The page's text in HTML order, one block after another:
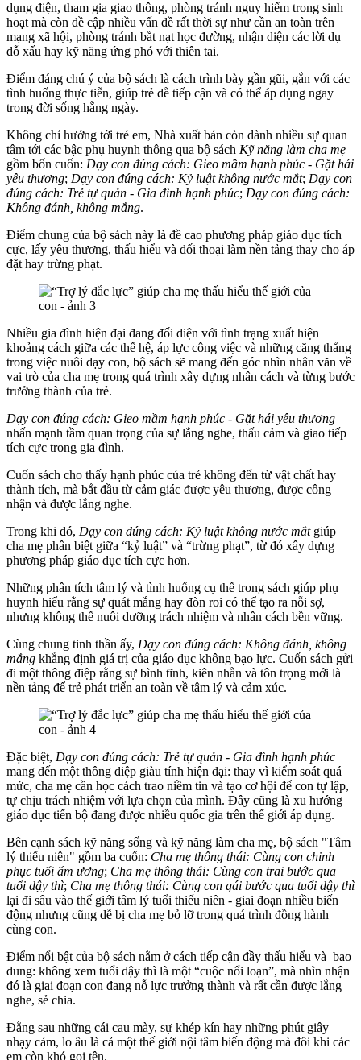
dụng điện, tham gia giao thông, phòng tránh nguy hiểm trong sinh
hoạt mà còn đề cập nhiều vấn đề rất thời sự như cần an toàn trên
mạng xã hội, phòng tránh bắt nạt học đường, nhận diện các lời dụ
dỗ xấu hay kỹ năng ứng phó với thiên tai.
Điểm đáng chú ý của bộ sách là cách trình bày gần gũi, gắn với các
tình huống thực tiễn, giúp trẻ dễ tiếp cận và có thể áp dụng ngay
trong đời sống hằng ngày.
Không chỉ hướng tới trẻ em, Nhà xuất bản còn dành nhiều sự quan
tâm tới các bậc phụ huynh thông qua bộ sách Kỹ năng làm cha mẹ
gồm bốn cuốn: Dạy con đúng cách: Gieo mầm hạnh phúc - Gặt hái
yêu thương; Dạy con đúng cách: Kỷ luật không nước mắt; Dạy con
đúng cách: Trẻ tự quản - Gia đình hạnh phúc; Dạy con đúng cách:
Không đánh, không mắng.
Điểm chung của bộ sách này là đề cao phương pháp giáo dục tích
cực, lấy yêu thương, thấu hiểu và đối thoại làm nền tảng thay cho áp
đặt hay trừng phạt.
Nhiều gia đình hiện đại đang đối diện với tình trạng xuất hiện
khoảng cách giữa các thế hệ, áp lực công việc và những căng thẳng
trong việc nuôi dạy con, bộ sách sẽ mang đến góc nhìn nhân văn về
vai trò của cha mẹ trong quá trình xây dựng nhân cách và từng bước
trưởng thành của trẻ.
Dạy con đúng cách: Gieo mầm hạnh phúc - Gặt hái yêu thương
nhấn mạnh tầm quan trọng của sự lắng nghe, thấu cảm và giao tiếp
tích cực trong gia đình.
Cuốn sách cho thấy hạnh phúc của trẻ không đến từ vật chất hay
thành tích, mà bắt đầu từ cảm giác được yêu thương, được công
nhận và được lắng nghe.
Trong khi đó, Dạy con đúng cách: Kỷ luật không nước mắtgiúp
cha mẹ phân biệt giữa “kỷ luật” và “trừng phạt”, từ đó xây dựng
phương pháp giáo dục tích cực hơn.
Những phân tích tâm lý và tình huống cụ thể trong sách giúp phụ
huynh hiểu rằng sự quát mắng hay đòn roi có thể tạo ra nỗi sợ,
nhưng không thể nuôi dưỡng trách nhiệm và nhân cách bền vững.
Cùng chung tinh thần ấy, Dạy con đúng cách: Không đánh, không
mắng khẳng định giá trị của giáo dục không bạo lực. Cuốn sách gửi
đi một thông điệp rằng sự bình tĩnh, kiên nhẫn và tôn trọng mới là
nền tảng để trẻ phát triển an toàn về tâm lý và cảm xúc.
Đặc biệt, Dạy con đúng cách: Trẻ tự quản - Gia đình hạnh phúc
mang đến một thông điệp giàu tính hiện đại: thay vì kiểm soát quá
mức, cha mẹ cần học cách trao niềm tin và tạo cơ hội để con tự lập,
tự chịu trách nhiệm với lựa chọn của mình. Đây cũng là xu hướng
giáo dục tiến bộ đang được nhiều quốc gia trên thế giới áp dụng.
Bên cạnh sách kỹ năng sống và kỹ năng làm cha mẹ, bộ sách "Tâm
lý thiếu niên" gồm ba cuốn: Cha mẹ thông thái: Cùng con chinh
phục tuổi ẩm ương; Cha mẹ thông thái: Cùng con trai bước qua
tuổi dậy thì; Cha mẹ thông thái: Cùng con gái bước qua tuổi dậy thì
lại đi sâu vào thế giới tâm lý tuổi thiếu niên - giai đoạn nhiều biến
động nhưng cũng dễ bị cha mẹ bỏ lỡ trong quá trình đồng hành
cùng con.
Điểm nổi bật của bộ sách nằm ở cách tiếp cận đầy thấu hiểu và bao
dung: không xem tuổi dậy thì là một “cuộc nổi loạn”, mà nhìn nhận
đó là giai đoạn con đang nỗ lực trưởng thành và rất cần được lắng
nghe, sẻ chia.
Đằng sau những cái cau mày, sự khép kín hay những phút giây
nhạy cảm, lo âu là cả một thế giới nội tâm biến động mà đôi khi các
em còn khó gọi tên.